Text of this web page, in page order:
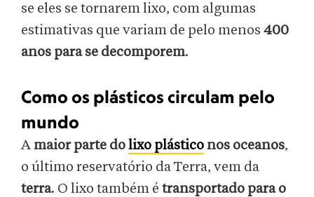
se eles se tornarem lixo, com algumas
estimativas que variam de pelo menos 400
anos para se decomporem.
Como os plásticos circulam pelo
mundo
A maior parte dolixo plástico nos oceanos,
o último reservatório da Terra, vem da
terra. O lixo também é transportado para o